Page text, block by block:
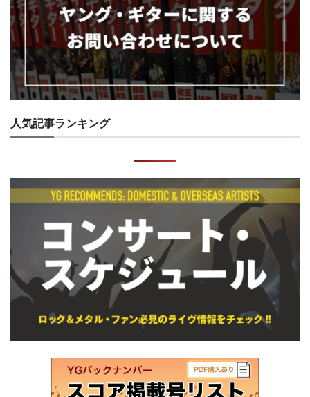
人気記事ランキング